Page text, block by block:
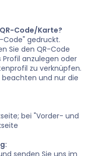
Code/Karte?
Code" gedruckt.
Sie den QR-Code
anzulegen oder
zu verknüpfen.
beachten und nur die
bei "Vorder- und
senden Sie uns im